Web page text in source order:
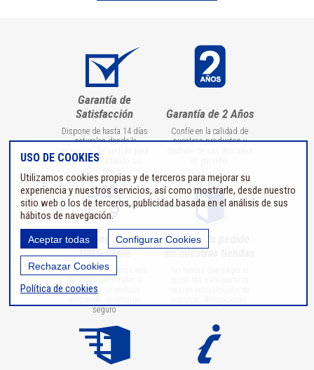
Garantía de
Satisfacción
Dispone de hasta 14 días
naturales desde la
recepción del pedido para
devolver el artículo sin
Garantía de 2 Años
Confíe en la calidad de
nuestros productos y
Compra
100% fiable
Todas las transmisiones
bancarios se realizan
seguro
Recoge tu pedido
en nuestras tiendas
USO DE COOKIES
Utilizamos cookies propias y de terceros para mejorar su
experiencia y nuestros servicios, así como mostrarle, desde nuestro
sitio web o los de terceros, publicidad basada en el análisis de sus
hábitos de navegación.
Aceptar todas Configurar Cookies
Rechazar Cookies
Política de cookies